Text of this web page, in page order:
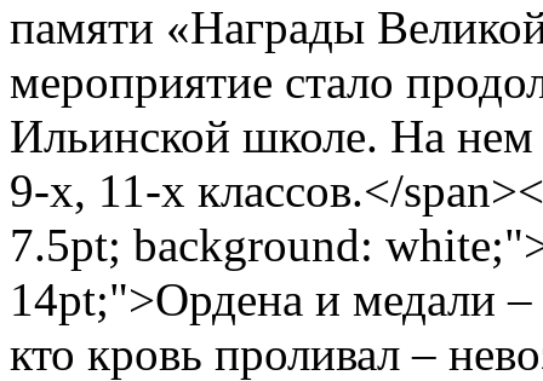
памяти «Награды
мероприятие стало
Ильинской школе. На нем
9-х, 11-х классов.</
7.5pt; background:
14pt;">Ордена и медали
кто кровь проливал –